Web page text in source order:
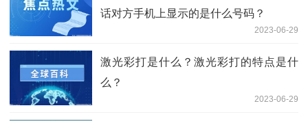
话对方手机上显示的是什么号码？
2023-06-29
激光彩打是什么？激光彩打的特点是什
么？
2023-06-29